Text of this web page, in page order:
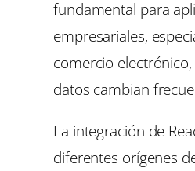
fundamental para
empresariales,
comercio
datos cambian
La integración de
diferentes orígenes